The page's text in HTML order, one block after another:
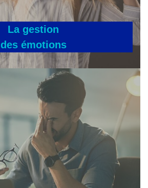
La gestion
des émotions